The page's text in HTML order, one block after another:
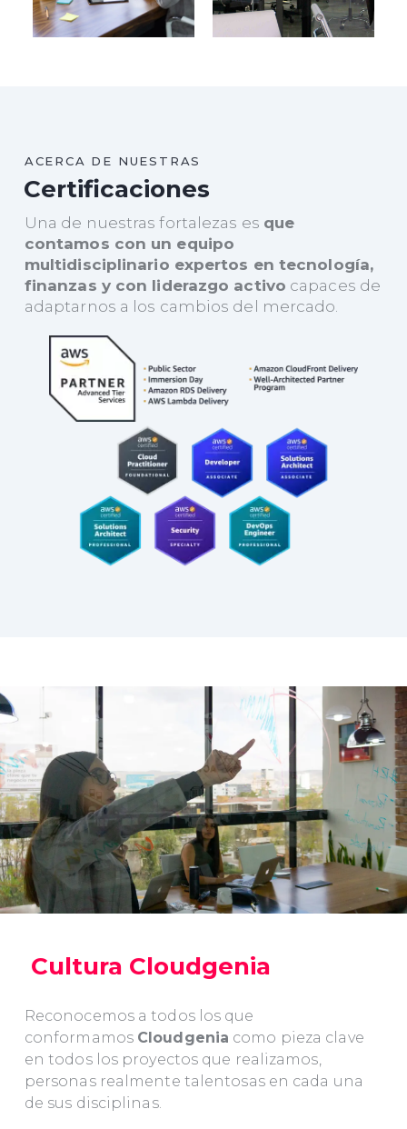
ACERCA DE NUESTRAS
Certificaciones
Una de nuestras fortalezas es que
contamos con un equipo
multidisciplinario expertos en tecnología,
finanzas y con liderazgo activo capaces de
adaptarnos a los cambios del mercado.
Cultura Cloudgenia
Reconocemos a todos los que
conformamos Cloudgenia como pieza clave
en todos los proyectos que realizamos,
personas realmente talentosas en cada una
de sus disciplinas.